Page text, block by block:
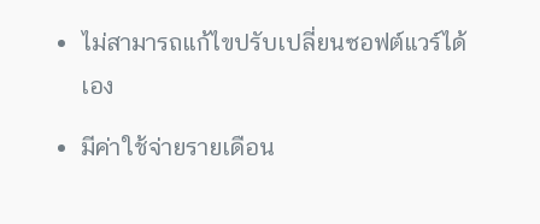
ไม่สามารถแก้ไขปรับเปลี่ยนซอฟต์แวร์ได้
เอง
มีค่าใช้จ่ายรายเดือน